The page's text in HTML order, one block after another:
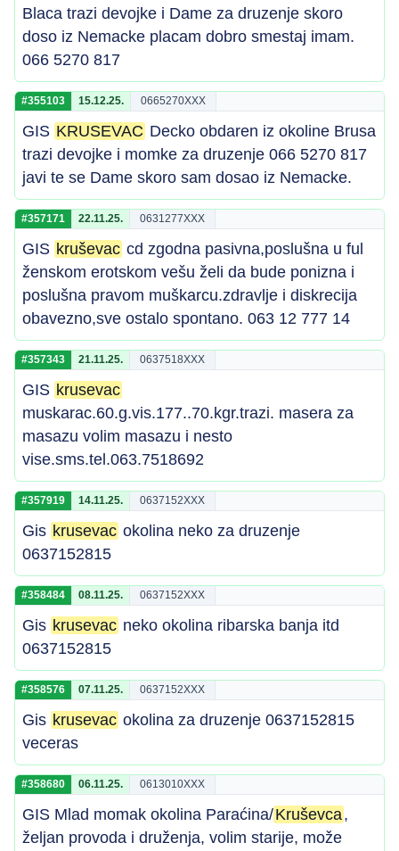
Blaca trazi devojke i Dame za druzenje skoro
doso iz Nemacke placam dobro smestaj imam.
066 5270 817
#355103 15.12.25. 0665270XXX
GIS KRUSEVAC Decko obdaren iz okoline Brusa
trazi devojke i momke za druzenje 066 5270 817
javi te se Dame skoro sam dosao iz Nemacke.
#357171 22.11.25. 0631277XXX
GIS kruševac cd zgodna pasivna,poslušna u ful
ženskom erotskom vešu želi da bude ponizna i
poslušna pravom muškarcu.zdravlje i diskrecija
obavezno,sve ostalo spontano. 063 12 777 14
#357343 21.11.25. 0637518XXX
GIS krusevac
muskarac.60.g.vis.177..70.kgr.trazi. masera za
masazu volim masazu i nesto
vise.sms.tel.063.7518692
#357919 14.11.25. 0637152XXX
Gis krusevac okolina neko za druzenje
0637152815
#358484 08.11.25. 0637152XXX
Gis krusevac neko okolina ribarska banja itd
0637152815
#358576 07.11.25. 0637152XXX
Gis krusevac okolina za druzenje 0637152815
veceras
#358680 06.11.25. 0613010XXX
GIS Mlad momak okolina Paraćina/Kruševca,
željan provoda i druženja, volim starije, može